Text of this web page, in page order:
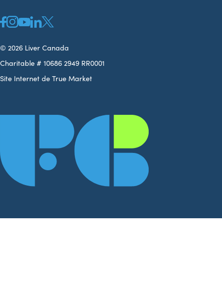
© 2026 Liver Canada
Charitable # 10686 2949 RR0001
Site Internet de True Market